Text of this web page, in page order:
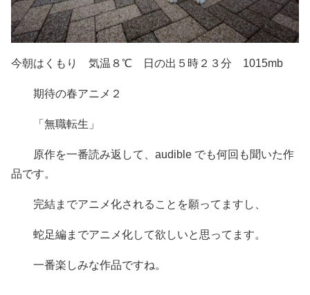
今朝はくもり 気温８℃ 日の出５時２３分 1015mb
期待の春アニメ２
「無職転生」
原作を一番読み返して、audible でも何回も聞いた作
品です。
完結までアニメ化されることを願ってますし、
蛇足編までアニメ化して欲しいと思ってます。
一番楽しみな作品ですね。